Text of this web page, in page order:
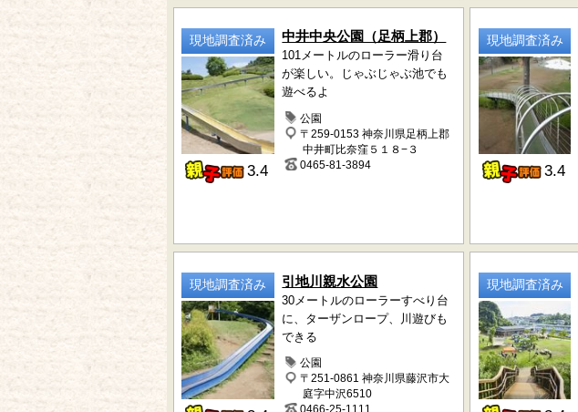
現地調査済み
3.4
中井中央公園（足柄上郡）
101メートルのローラー滑り台
が楽しい。じゃぶじゃぶ池でも
遊べるよ
公園
〒259-0153 神奈川県足柄上郡
中井町比奈窪５１８−３
0465-81-3894
現地調査済み
3.4
現地調査済み 引地川親水公園
30メートルのローラーすべり台
に、ターザンロープ、川遊びも
できる
公園
〒251-0861 神奈川県藤沢市大
庭字中沢6510
0466-25-1111
現地調査済み